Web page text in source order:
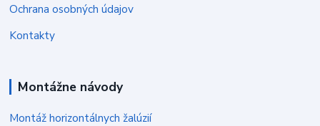
Ochrana osobných údajov
Kontakty
Montážne návody
Montáž horizontálnych žalúzií